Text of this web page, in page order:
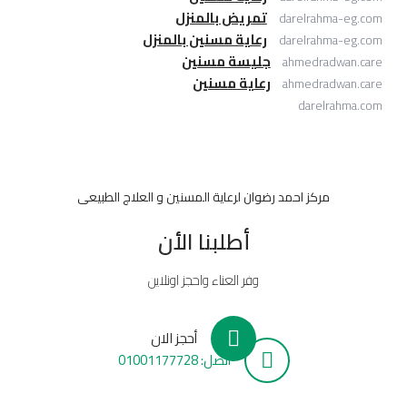
darelrahma-eg.com تمريض بالمنزل
darelrahma-eg.com رعاية مسنين بالمنزل
ahmedradwan.care جليسة مسنين
ahmedradwan.care رعاية مسنين
darelrahma.com
مركز احمد رضوان لرعاية المسنين و العلاج الطبيعى
أطلبنا الأن
وفر العناء واحجز اونلاين
أحجز الان
أتصل: 01001177728